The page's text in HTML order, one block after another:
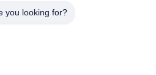
you looking for?